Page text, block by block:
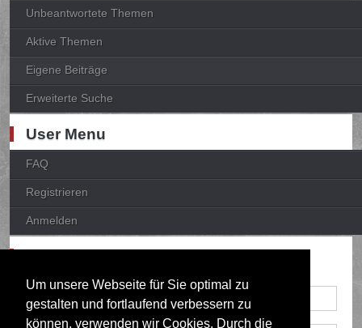
Um unsere Webseite für Sie optimal zu
gestalten und fortlaufend verbessern zu
können, verwenden wir Cookies. Durch die
Unbeantwortete Themen
Aktive Themen
Eigene Beiträge
Erweiterte Suche
User Menu
FAQ
Registrieren
Anmelden